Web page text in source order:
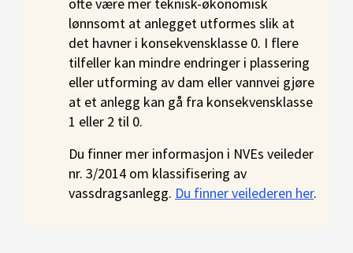
ofte være mer teknisk-økonomisk
lønnsomt at anlegget utformes slik at
det havner i konsekvensklasse 0. I flere
tilfeller kan mindre endringer i plassering
eller utforming av dam eller vannvei gjøre
at et anlegg kan gå fra konsekvensklasse
1 eller 2 til 0.
Du finner mer informasjon i NVEs veileder
nr. 3/2014 om klassifisering av
vassdragsanlegg. Du finner veilederen her.